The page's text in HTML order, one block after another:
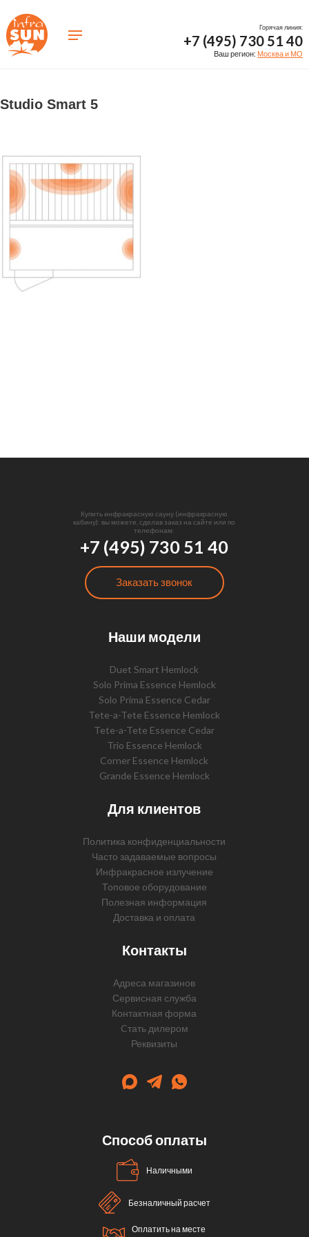
Горячая линия:
+7 (495) 730 51 40
Ваш регион: Москва и МО
Studio Smart 5
Купить инфракрасную сауну (инфракрасную
кабину): вы можете, сделав заказ на сайте или по
телефонам:
+7 (495) 730 51 40
Заказать звонок
Наши модели
Duet Smart Hemlock
Solo Prima Essence Hemlock
Solo Prima Essence Cedar
Tete-a-Tete Essence Hemlock
Tete-a-Tete Essence Cedar
Trio Essence Hemlock
Corner Essence Hemlock
Grande Essence Hemlock
Для клиентов
Политика конфиденциальности
Часто задаваемые вопросы
Инфракрасное излучение
Топовое оборудование
Полезная информация
Доставка и оплата
Контакты
Адреса магазинов
Сервисная служба
Контактная форма
Cтать дилером
Реквизиты
Способ оплаты
Наличными
Безналичный расчет
Оплатить на месте